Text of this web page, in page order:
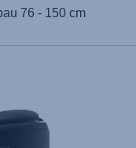
76 - 150 cm